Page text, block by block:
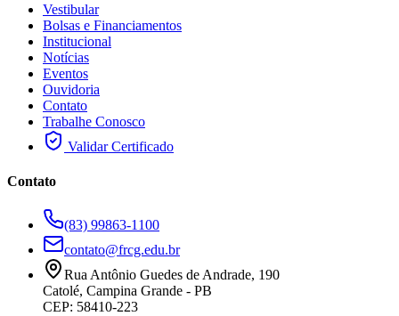
Vestibular
Bolsas e Financiamentos
Institucional
Notícias
Eventos
Ouvidoria
Contato
Trabalhe Conosco
Validar Certificado
Contato
(83) 99863-1100
contato@frcg.edu.br
Rua Antônio Guedes de Andrade, 190
Catolé, Campina Grande - PB
CEP: 58410-223